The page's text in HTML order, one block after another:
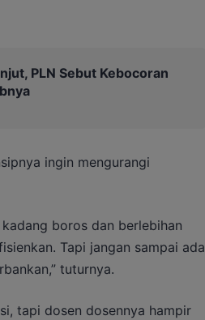
PLN Sebut Kebocoran
ingin mengurangi
boros dan berlebihan
Tapi jangan sampai ada
tuturnya.
tapi dosen dosennya hampir